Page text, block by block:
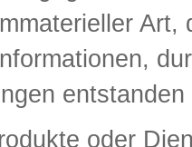
oder